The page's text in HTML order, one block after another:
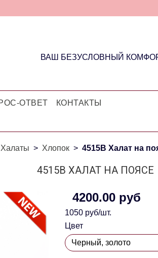
ВАШ БЕЗУСЛОВНЫЙ
ОТВЕТ
КОНТАКТЫ
Халаты Хлопок 4515В Халат на
4515В ХАЛАТ НА ПОЯСЕ
4200.00 руб
1050 руб/шт.
Цвет